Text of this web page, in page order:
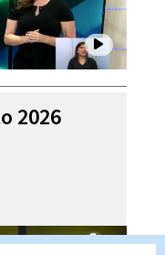
2026